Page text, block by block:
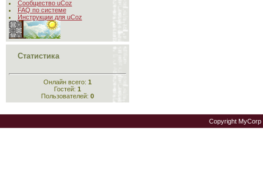
Сообщество uCoz
FAQ по системе
Инструкции для uCoz
Статистика
Онлайн всего: 1
Гостей: 1
Пользователей: 0
Copyright MyCorp